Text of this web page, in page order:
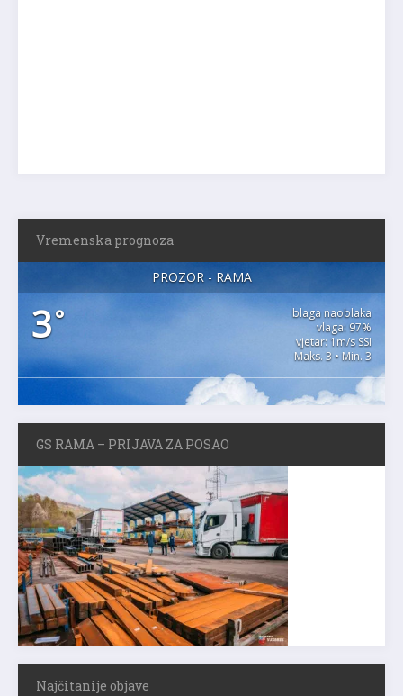
Vremenska prognoza
PROZOR - RAMA
3°
blaga naoblaka
vlaga: 97%
vjetar: 1m/s SSI
Maks. 3 • Min. 3
GS RAMA – PRIJAVA ZA POSAO
Najčitanije objave